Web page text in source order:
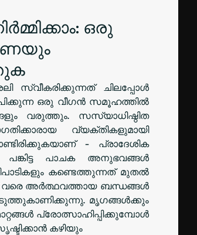
ഒരു
സ്വീകരിക്കുന്നത് ചിലപ്പോൾ
ഒരു വീഗൻ സമൂഹത്തിൽ
വരുത്തും. സസ്യാധിഷ്ഠിത
വ്യക്തികളുമായി
- പ്രാദേശിക
പാചക അനുഭവങ്ങൾ
കണ്ടെത്തുന്നത് മുതൽ
വരെ അർത്ഥവത്തായ ബന്ധങ്ങൾ
മൃഗങ്ങൾക്കും
പ്രോത്സാഹിപ്പിക്കുമ്പോൾ
കഴിയും